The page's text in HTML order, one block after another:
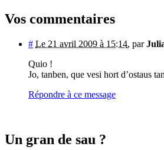
Vos commentaires
# Le 21 avril 2009 à 15:14, par
Quio !
Jo, tanben, que vesi hort d’ostaus
Répondre à ce message
Un gran de sau ?